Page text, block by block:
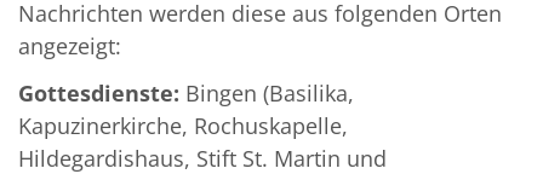
Nachrichten werden diese aus folgenden Orten
angezeigt:
Gottesdienste: Bingen (Basilika,
Kapuzinerkirche, Rochuskapelle,
Hildegardishaus, Stift St. Martin und